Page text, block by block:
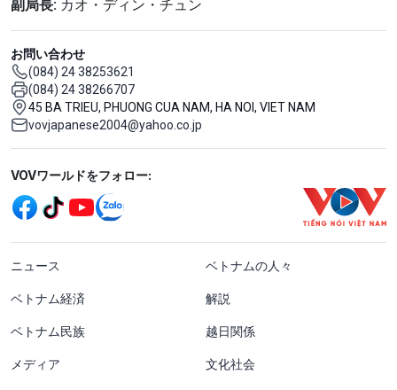
副局長: カオ・ディン・チュン
お問い合わせ
(084) 24 38253621
(084) 24 38266707
45 BA TRIEU, PHUONG CUA NAM, HA NOI, VIET NAM
vovjapanese2004@yahoo.co.jp
Mạng xã hội
VOVワールドをフォロー:
menu footer tiếng Nhật
ニュース ベトナムの人々
ベトナム経済 解説
ベトナム民族 越日関係
メディア 文化社会